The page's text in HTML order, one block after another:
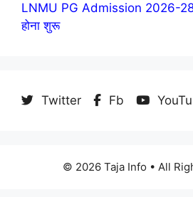
LNMU PG Admission 2026-
होना शुरू
Twitter Fb
© 2026 Taja Info • All